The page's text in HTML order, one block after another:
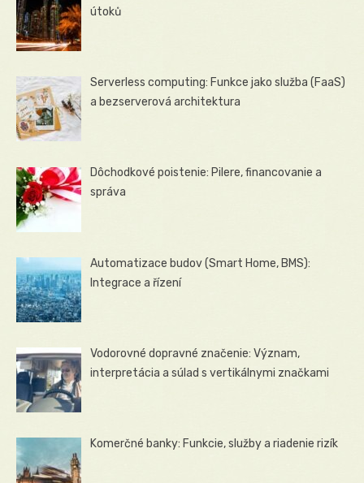
útoků
Serverless computing: Funkce jako služba (FaaS)
a bezserverová architektura
Dôchodkové poistenie: Pilere, financovanie a
správa
Automatizace budov (Smart Home, BMS):
Integrace a řízení
Vodorovné dopravné značenie: Význam,
interpretácia a súlad s vertikálnymi značkami
Komerčné banky: Funkcie, služby a riadenie rizík